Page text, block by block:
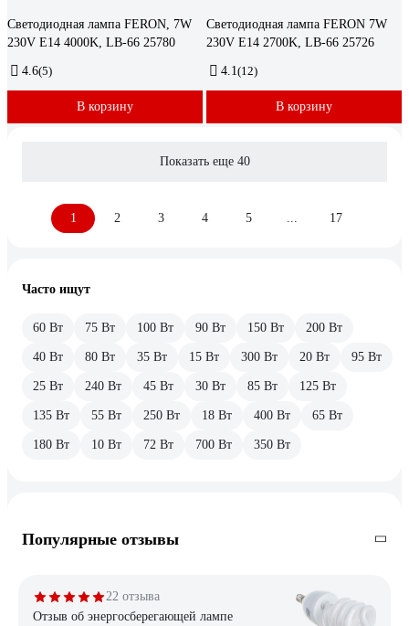
Светодиодная лампа FERON, 7W
230V E14 4000K, LB-66 25780
4.6(5)
В корзину
Светодиодная лампа FERON 7W
230V E14 2700K, LB-66 25726
4.1 (12)
В корзину
Показать еще 40
1 2 3 4 5 17
Часто ищут
60 Вт 75 Вт 100 Вт 90 Вт 150 Вт 200 Вт
40 Вт 80 Вт 35 Вт 15 Вт 300 Вт 20 Вт 95 Вт
25 Вт 240 Вт 45 Вт 30 Вт 85 Вт 125 Вт
135 Вт 55 Вт 250 Вт 18 Вт 400 Вт 65 Вт
180 Вт 10 Вт 72 Вт 700 Вт 350 Вт
Популярные отзывы
22 отзыва
Отзыв об энергосберегающей лампе